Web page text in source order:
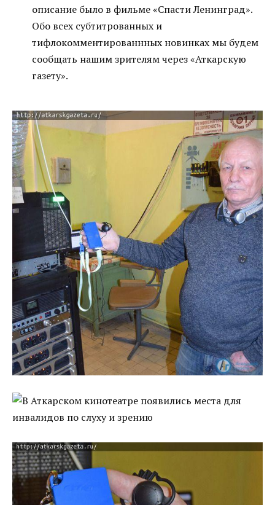
описание было в фильме «Спасти Ленинград».
Обо всех субтитрованных и
тифлокомментированнных новинках мы будем
сообщать нашим зрителям через «Аткарскую
газету».